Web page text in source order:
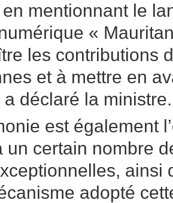
mentionnant le
«
les contributions
et à mettre en
déclaré la ministre.
est également
un certain nombre
ainsi
adopté